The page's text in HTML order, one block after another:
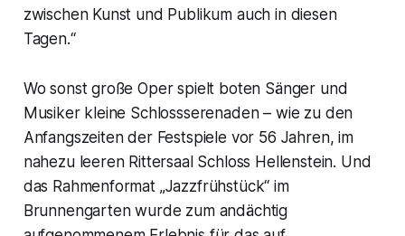
zwischen Kunst und Publikum auch in diesen
Tagen.“
Wo sonst große Oper spielt boten Sänger und
Musiker kleine Schlossserenaden – wie zu den
Anfangszeiten der Festspiele vor 56 Jahren, im
nahezu leeren Rittersaal Schloss Hellenstein. Und
das Rahmenformat „Jazzfrühstück“ im
Brunnengarten wurde zum andächtig